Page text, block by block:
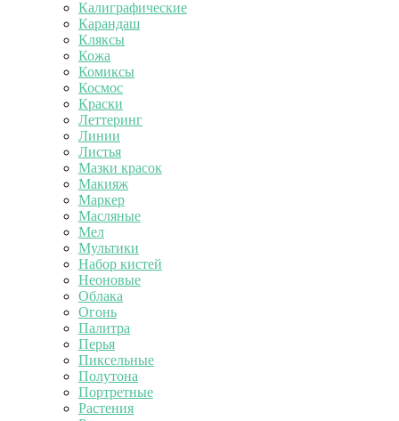
Калиграфические
Карандаш
Кляксы
Кожа
Комиксы
Космос
Краски
Леттеринг
Линии
Листья
Мазки красок
Макияж
Маркер
Масляные
Мел
Мультики
Набор кистей
Неоновые
Облака
Огонь
Палитра
Перья
Пиксельные
Полутона
Портретные
Растения